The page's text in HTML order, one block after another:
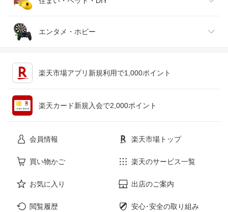
ジュエリー・アクセサリー
パソコン・周辺機器
車・バイク
インテリア・寝具・収納
エンタメ・ホビー
本・雑誌・コミック
楽天市場アプリ新規利用で1,000ポイント
楽天カード新規入会で2,000ポイント
会員情報 楽天市場トップ
買い物かご 楽天のサービス一覧
お気に入り 出店のご案内
閲覧履歴 安心･安全の取り組み